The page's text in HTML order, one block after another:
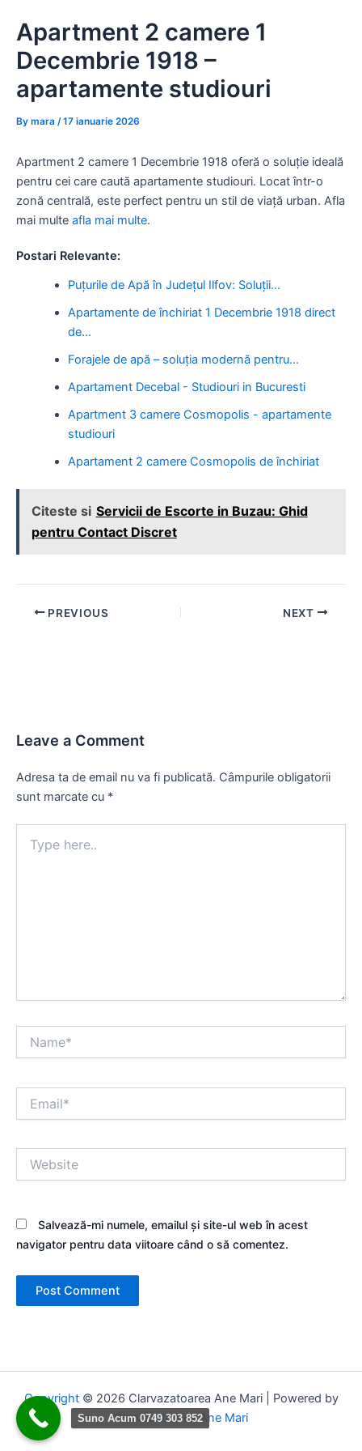
content
Apartment 2 camere 1
Decembrie 1918 –
apartamente studiouri
By mara /17 ianuarie 2026
Apartment 2 camere 1 Decembrie 1918 oferă o soluție ideală
pentru cei care caută apartamente studiouri. Locat într-o
zonă centrală, este perfect pentru un stil de viață urban. Afla
mai multe afla mai multe.
Postari Relevante:
Puțurile de Apă în Județul Ilfov: Soluții…
Apartamente de închiriat 1 Decembrie 1918 direct
de…
Forajele de apă – soluția modernă pentru…
Apartament Decebal - Studiouri in Bucuresti
Apartment 3 camere Cosmopolis - apartamente
studiouri
Apartament 2 camere Cosmopolis de închiriat
Citeste si Servicii de Escorte in Buzau: Ghid
pentru Contact Discret
Post PREVIOUS NEXT
Leave a Comment
Adresa ta de email nu va fi publicată. Câmpurile obligatorii
sunt marcate cu *
here..
Salvează-mi numele, emailul și site-ul web în acest
navigator pentru data viitoare când o să comentez.
Copyright© 2026 Clarvazatoarea Ane Mari | Powered by
Clarvazatoarea Ane Mari
Suno Acum 0749 303 852